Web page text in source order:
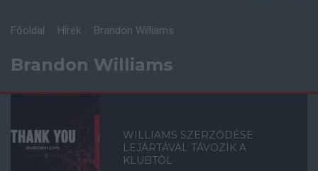
Főoldal Hírek Brandon Williams
Brandon Williams
WILLIAMS SZERZŐDÉSE
LEJÁRTÁVAL TÁVOZIK A
KLUBTÓL